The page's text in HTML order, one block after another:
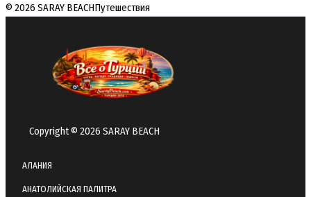
© 2026 SARAY BEACHПутешествия
Copyright © 2026 SARAY BEACH
АЛАНИЯ
АНАТОЛИЙСКАЯ ПАЛИТРА